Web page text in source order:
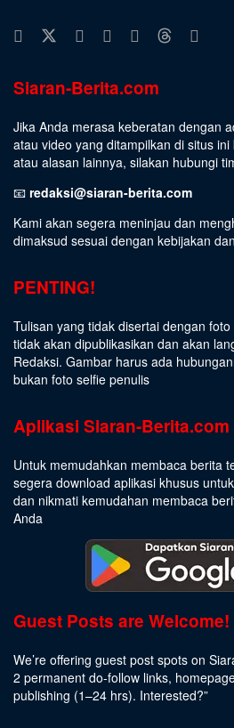
Siaran-Berita.com
Jika Anda merasa keberatan dengan
atau video yang ditampilkan di situs
atau alasan lainnya, silakan hubungi
📧 redaksi@siaran-berita.com
Kami akan segera meninjau dan
dimaksud sesuai dengan kebijakan
PENTING!
Tulisan yang tidak disertai dengan
tidak akan dipublikasikan dan akan
Redaksi. Gambar harus ada
bukan foto selfie penulis
Aplikasi Siaran-Berita.com
Untuk memudahkan membaca berita
segera download aplikasi khusus
dan nikmati kemudahan membaca
Anda
Guest Posts are Welcome!
We’re offering guest post spots on
2 permanent do-follow links,
publishing (1–24 hrs). Interested?”